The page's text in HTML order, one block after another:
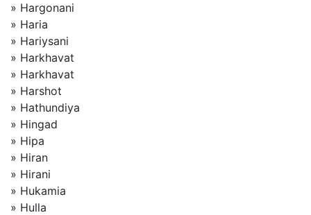
» Hargonani
» Haria
» Hariysani
» Harkhavat
» Harkhavat
» Harshot
» Hathundiya
» Hingad
» Hipa
» Hiran
» Hirani
» Hukamia
» Hulla